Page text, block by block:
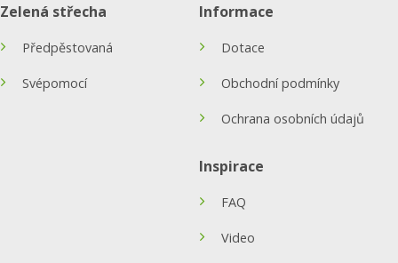
Zelená střecha
Předpěstovaná
Svépomocí
Informace
Dotace
Obchodní podmínky
Ochrana osobních údajů
Inspirace
FAQ
Video